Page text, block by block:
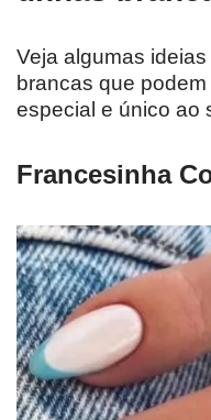
Veja algumas
brancas que
especial e único ao
Francesinha